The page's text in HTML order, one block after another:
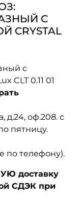
С
CRYSTAL
с
CLT 0.11 01
д.24, оф.208. с
пятницу.
по телефону).
доставку
СДЭК при